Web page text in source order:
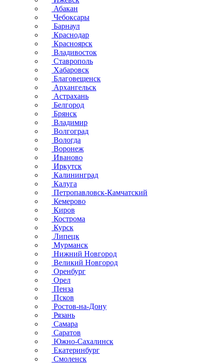
Абакан
Чебоксары
Барнаул
Краснодар
Красноярск
Владивосток
Ставрополь
Хабаровск
Благовещенск
Архангельск
Астрахань
Белгород
Брянск
Владимир
Волгоград
Вологда
Воронеж
Иваново
Иркутск
Калининград
Калуга
Петропавловск-Камчатский
Кемерово
Киров
Кострома
Курск
Липецк
Мурманск
Нижний Новгород
Великий Новгород
Оренбург
Орел
Пенза
Псков
Ростов-на-Дону
Рязань
Самара
Саратов
Южно-Сахалинск
Екатеринбург
Смоленск